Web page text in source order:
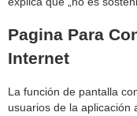
Pagina Para
Internet
La función de pantalla
usuarios de la aplicación